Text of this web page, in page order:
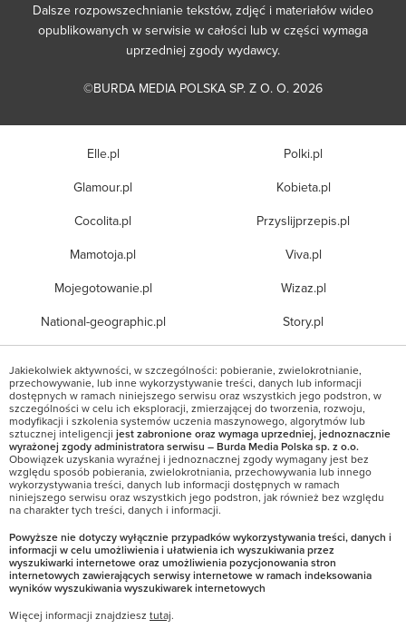
Dalsze rozpowszechnianie tekstów, zdjęć i materiałów wideo
opublikowanych w serwisie w całości lub w części wymaga
uprzedniej zgody wydawcy.
©BURDA MEDIA POLSKA SP. Z O. O. 2026
Elle.pl
Glamour.pl
Cocolita.pl
Mamotoja.pl
Mojegotowanie.pl
National-geographic.pl
Polki.pl
Kobieta.pl
Przyslijprzepis.pl
Viva.pl
Wizaz.pl
Story.pl
Jakiekolwiek aktywności, w szczególności: pobieranie, zwielokrotnianie,
przechowywanie, lub inne wykorzystywanie treści, danych lub informacji
dostępnych w ramach niniejszego serwisu oraz wszystkich jego podstron, w
szczególności w celu ich eksploracji, zmierzającej do tworzenia, rozwoju,
modyfikacji i szkolenia systemów uczenia maszynowego, algorytmów lub
sztucznej inteligencji jest zabronione oraz wymaga uprzedniej, jednoznacznie
wyrażonej zgody administratora serwisu – Burda Media Polska sp. z o.o.
Obowiązek uzyskania wyraźnej i jednoznacznej zgody wymagany jest bez
względu sposób pobierania, zwielokrotniania, przechowywania lub innego
wykorzystywania treści, danych lub informacji dostępnych w ramach
niniejszego serwisu oraz wszystkich jego podstron, jak również bez względu
na charakter tych treści, danych i informacji.
Powyższe nie dotyczy wyłącznie przypadków wykorzystywania treści, danych i
informacji w celu umożliwienia i ułatwienia ich wyszukiwania przez
wyszukiwarki internetowe oraz umożliwienia pozycjonowania stron
internetowych zawierających serwisy internetowe w ramach indeksowania
wyników wyszukiwania wyszukiwarek internetowych
Więcej informacji znajdziesz tutaj.